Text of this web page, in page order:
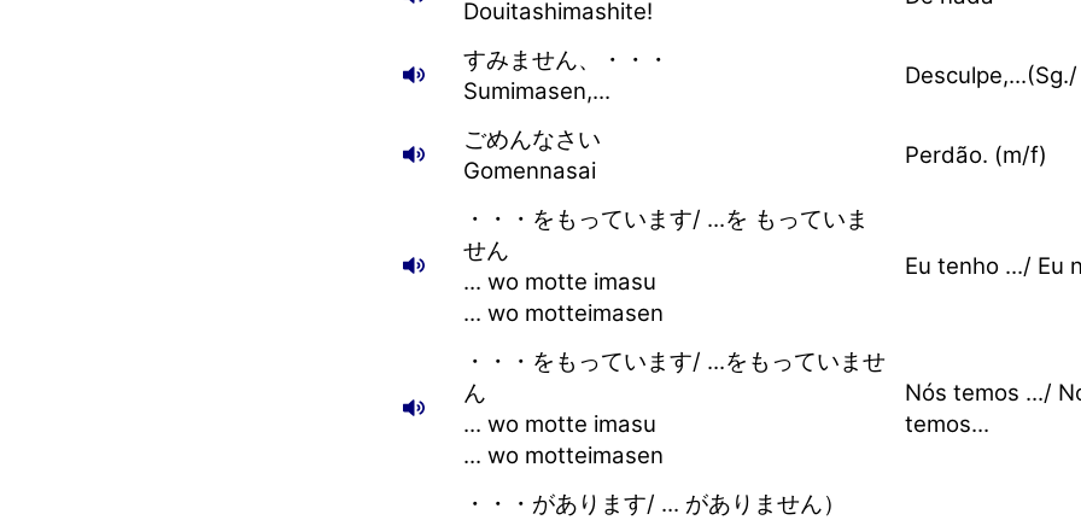
Douitashimashite!
すみません、・・・
Sumimasen,...
ごめんなさい
Gomennasai
Perdão. (m/f)
・・・をもっています/ ...を もっていま
せん
... wo motte imasu
... wo motteimasen
Eu tenho .../ Eu
・・・をもっています/ ...をもっていませ
ん
... wo motte imasu
... wo motteimasen
Nós temos .../
temos...
・・・があります/ ... がありません）